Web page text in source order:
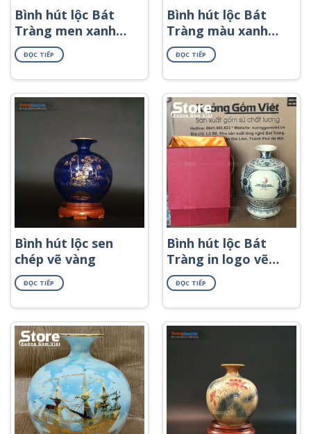
Bình hút lộc Bát
Tràng men xanh
biển in logo họa
tiết thuận buồm
xuôi gió in decal
vàng BHL-53
ĐỌC TIẾP
Bình hút lộc Bát
Tràng màu xanh
viển họa tiết cảnh
biển và thuyền in
decal vàng BHL-41
ĐỌC TIẾP
Bình hút lộc sen
chép vẽ vàng
ĐỌC TIẾP
Bình hút lộc Bát
Tràng in logo vẽ
cảnh thủ công
BHL-64
ĐỌC TIẾP